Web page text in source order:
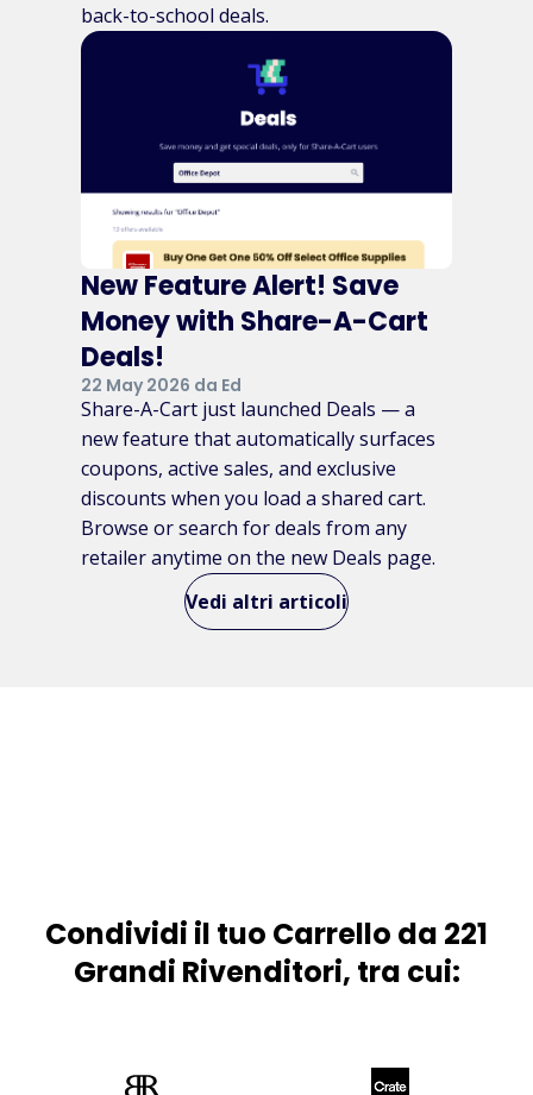
back-to-school deals.
New Feature Alert! Save
Money with Share-A-Cart
Deals!
22 May 2026 da Ed
Share-A-Cart just launched Deals — a
new feature that automatically surfaces
coupons, active sales, and exclusive
discounts when you load a shared cart.
Browse or search for deals from any
retailer anytime on the new Deals page.
Vedi altri articoli
Condividi il tuo Carrello da 221
Grandi Rivenditori, tra cui: